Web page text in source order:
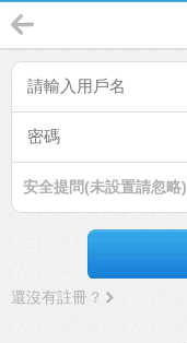
安全提問(未設置請忽略)
還沒有註冊？